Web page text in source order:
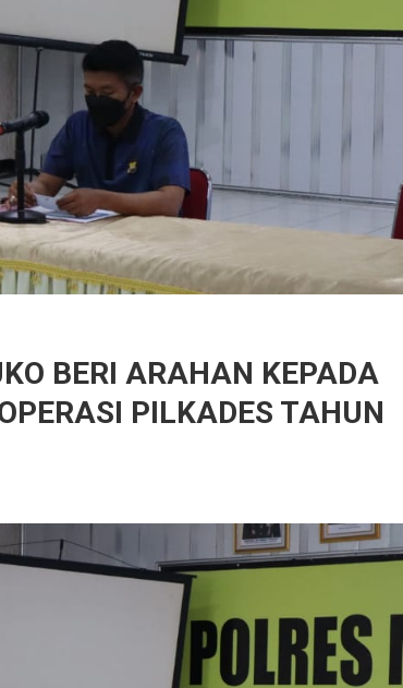
BERI ARAHAN KEPADA
PILKADES TAHUN